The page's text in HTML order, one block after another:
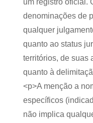
denominações de
qualquer
quanto ao status
territórios, de suas
quanto à
<p>A menção a
específicos
não implica